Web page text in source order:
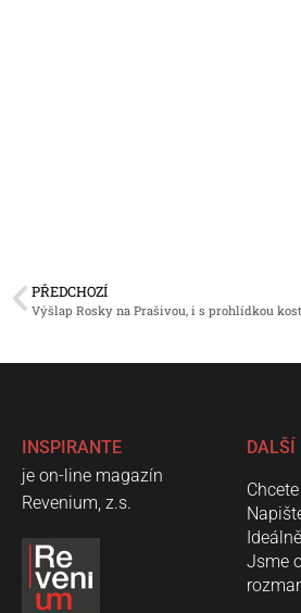
PŘEDCHOZÍ
Výšlap Rosky na Prašivou, i s prohlídkou
INSPIRANTE
je on-line magazín
Revenium, z.s.
DALŠÍ
Jsme